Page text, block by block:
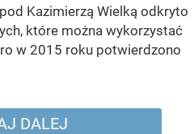
Kazimierzą Wielką odkryto
które można wykorzystać
w 2015 roku potwierdzono
DALEJ